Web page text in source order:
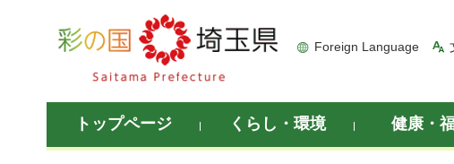
彩の国 埼玉県
Foreign Language
トップページ くらし・環境 健康・